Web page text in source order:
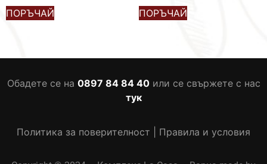
ПОРЪЧАЙ ПОРЪЧАЙ
Обадете се на 0897 84 84 40или се свържете с нас
тук
Политика за поверителност Правила и условия